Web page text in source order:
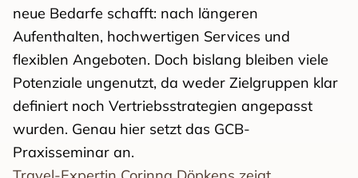
neue Bedarfe schafft: nach längeren
Aufenthalten, hochwertigen Services und
flexiblen Angeboten. Doch bislang bleiben viele
Potenziale ungenutzt, da weder Zielgruppen klar
definiert noch Vertriebsstrategien angepasst
wurden. Genau hier setzt das GCB-
Praxisseminar an.